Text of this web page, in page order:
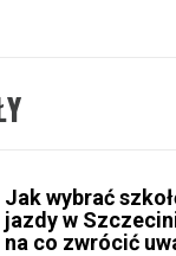
Jak wybrać
jazdy w
na co zwrócić